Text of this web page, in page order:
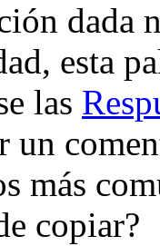
dada
esta
las
un
más
copiar?